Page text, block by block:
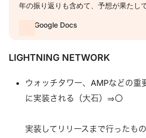
年の振り返りも含めて、予想が果たし
てが当たるはずもなく、例年大きく外
イン、プラットフォーム、プロジェク
むのが難しいのが率直なところです。
点で1年を見通してどのようなトレン
Google Docs
LIGHTNING NETWORK
ウォッチタワー、AMPなどの重
に実装される（大石）⇒〇
実装してリリースまで行ったも